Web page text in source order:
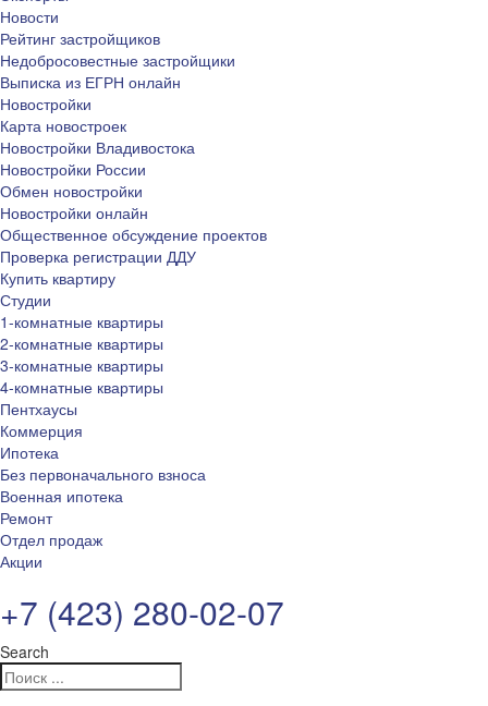
Новости
Рейтинг застройщиков
Недобросовестные застройщики
Выписка из ЕГРН онлайн
Новостройки
Карта новостроек
Новостройки Владивостока
Новостройки России
Обмен новостройки
Новостройки онлайн
Общественное обсуждение проектов
Проверка регистрации ДДУ
Купить квартиру
Студии
1-комнатные квартиры
2-комнатные квартиры
3-комнатные квартиры
4-комнатные квартиры
Пентхаусы
Коммерция
Ипотека
Без первоначального взноса
Военная ипотека
Ремонт
Отдел продаж
Акции
+7 (423) 280-02-07
Search